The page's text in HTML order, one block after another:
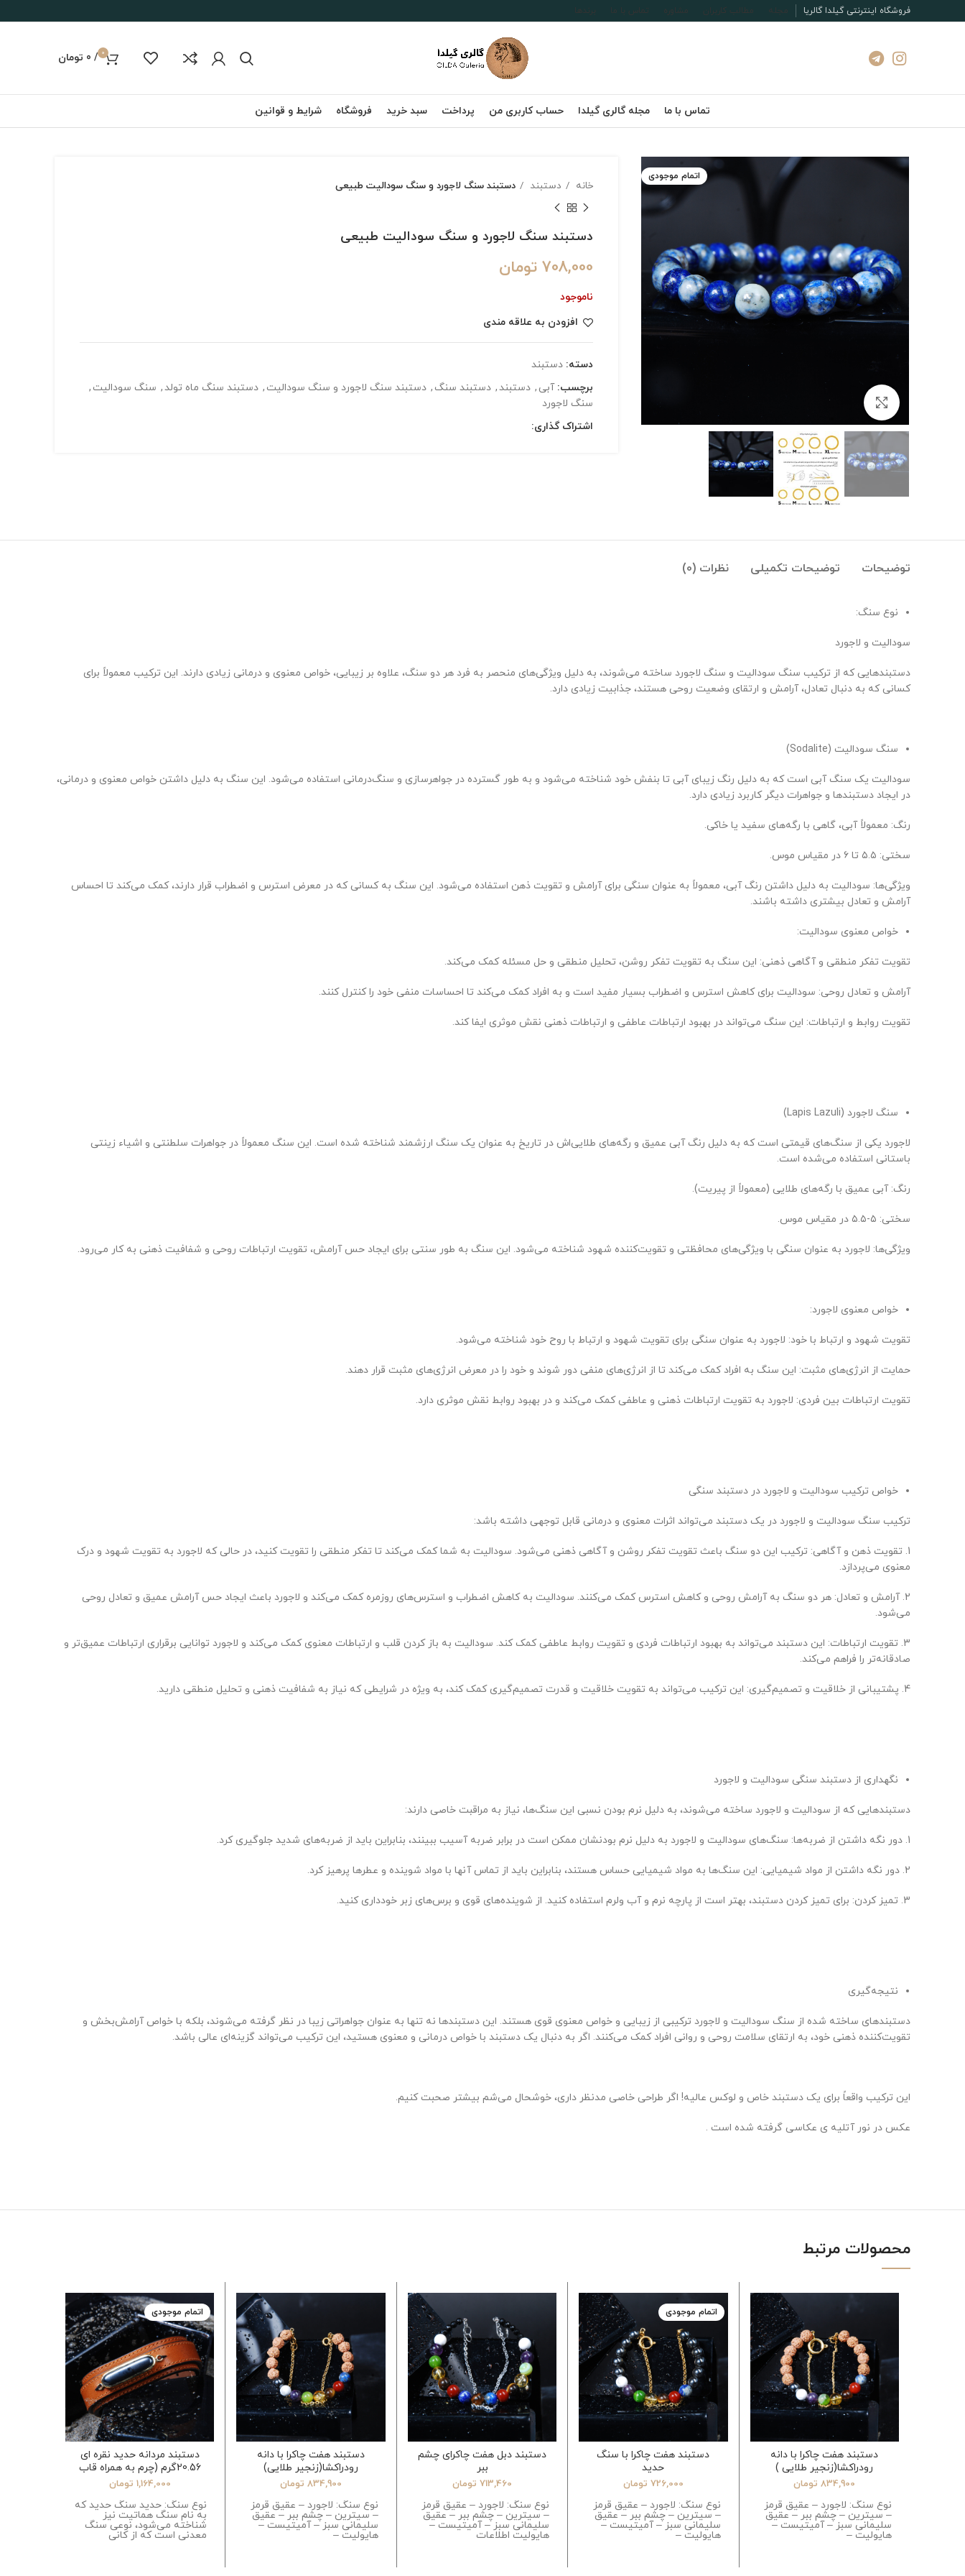
فروشگاه اینترنتی گیلدا گالریا مجله مطالب کاربران مشاوره تماس با ما برندها
0
/
0 تومان
تماس با ما مجله گالری گیلدا حساب کاربری من پرداخت سبد خرید فروشگاه شرایط و قوانین
اتمام موجودی
بزرگنمایی تصویر
خانه دستبند دستبند سنگ لاجورد و سنگ سودالیت طبیعی
دستبند سنگ لاجورد و سنگ سودالیت طبیعی
708,000 تومان
ناموجود
افزودن به علاقه مندی
دسته: دستبند
برچسب: آبی , دستبند, دستبند سنگ , دستبند سنگ لاجورد و سنگ سودالیت , دستبند سنگ ماه تولد, سنگ سودالیت ,
سنگ لاجورد
اشتراک گذاری:
توضیحات توضیحات تکمیلی نظرات (0)
نوع سنگ:
سودالیت و لاجورد
دستبندهایی که از ترکیب سنگ سودالیت و سنگ لاجورد ساخته می‌شوند، به دلیل ویژگی‌های منحصر به فرد هر دو سنگ، علاوه بر زیبایی، خواص معنوی و درمانی زیادی دارند. این ترکیب معمولاً برای
کسانی که به دنبال تعادل، آرامش و ارتقای وضعیت روحی هستند، جذابیت زیادی دارد.
سنگ سودالیت (Sodalite)
سودالیت یک سنگ آبی است که به دلیل رنگ زیبای آبی تا بنفش خود شناخته می‌شود و به طور گسترده در جواهرسازی و سنگ‌درمانی استفاده می‌شود. این سنگ به دلیل داشتن خواص معنوی و درمانی،
در ایجاد دستبندها و جواهرات دیگر کاربرد زیادی دارد.
رنگ: معمولاً آبی، گاهی با رگه‌های سفید یا خاکی.
سختی: ۵.۵ تا ۶ در مقیاس موس.
ویژگی‌ها: سودالیت به دلیل داشتن رنگ آبی، معمولاً به عنوان سنگی برای آرامش و تقویت ذهن استفاده می‌شود. این سنگ به کسانی که در معرض استرس و اضطراب قرار دارند، کمک می‌کند تا احساس
آرامش و تعادل بیشتری داشته باشند.
خواص معنوی سودالیت:
تقویت تفکر منطقی و آگاهی ذهنی: این سنگ به تقویت تفکر روشن، تحلیل منطقی و حل مسئله کمک می‌کند.
آرامش و تعادل روحی: سودالیت برای کاهش استرس و اضطراب بسیار مفید است و به افراد کمک می‌کند تا احساسات منفی خود را کنترل کنند.
تقویت روابط و ارتباطات: این سنگ می‌تواند در بهبود ارتباطات عاطفی و ارتباطات ذهنی نقش موثری ایفا کند.
سنگ لاجورد (Lapis Lazuli)
لاجورد یکی از سنگ‌های قیمتی است که به دلیل رنگ آبی عمیق و رگه‌های طلایی‌اش در تاریخ به عنوان یک سنگ ارزشمند شناخته شده است. این سنگ معمولاً در جواهرات سلطنتی و اشیاء زینتی
باستانی استفاده می‌شده است.
رنگ: آبی عمیق با رگه‌های طلایی (معمولاً از پیریت).
سختی: ۵-۵.۵ در مقیاس موس.
ویژگی‌ها: لاجورد به عنوان سنگی با ویژگی‌های محافظتی و تقویت‌کننده شهود شناخته می‌شود. این سنگ به طور سنتی برای ایجاد حس آرامش، تقویت ارتباطات روحی و شفافیت ذهنی به کار می‌رود.
خواص معنوی لاجورد:
تقویت شهود و ارتباط با خود: لاجورد به عنوان سنگی برای تقویت شهود و ارتباط با روح خود شناخته می‌شود.
حمایت از انرژی‌های مثبت: این سنگ به افراد کمک می‌کند تا از انرژی‌های منفی دور شوند و خود را در معرض انرژی‌های مثبت قرار دهند.
تقویت ارتباطات بین فردی: لاجورد به تقویت ارتباطات ذهنی و عاطفی کمک می‌کند و در بهبود روابط نقش موثری دارد.
خواص ترکیب سودالیت و لاجورد در دستبند سنگی
ترکیب سنگ سودالیت و لاجورد در یک دستبند می‌تواند اثرات معنوی و درمانی قابل توجهی داشته باشد:
1. تقویت ذهن و آگاهی: ترکیب این دو سنگ باعث تقویت تفکر روشن و آگاهی ذهنی می‌شود. سودالیت به شما کمک می‌کند تا تفکر منطقی را تقویت کنید، در حالی که لاجورد به تقویت شهود و درک
معنوی می‌پردازد.
2. آرامش و تعادل: هر دو سنگ به آرامش روحی و کاهش استرس کمک می‌کنند. سودالیت به کاهش اضطراب و استرس‌های روزمره کمک می‌کند و لاجورد باعث ایجاد حس آرامش عمیق و تعادل روحی
می‌شود.
3. تقویت ارتباطات: این دستبند می‌تواند به بهبود ارتباطات فردی و تقویت روابط عاطفی کمک کند. سودالیت به باز کردن قلب و ارتباطات معنوی کمک می‌کند و لاجورد توانایی برقراری ارتباطات عمیق‌تر و
صادقانه‌تر را فراهم می‌کند.
4. پشتیبانی از خلاقیت و تصمیم‌گیری: این ترکیب می‌تواند به تقویت خلاقیت و قدرت تصمیم‌گیری کمک کند، به ویژه در شرایطی که نیاز به شفافیت ذهنی و تحلیل منطقی دارید.
نگهداری از دستبند سنگی سودالیت و لاجورد
دستبندهایی که از سودالیت و لاجورد ساخته می‌شوند، به دلیل نرم بودن نسبی این سنگ‌ها، نیاز به مراقبت خاصی دارند:
1. دور نگه داشتن از ضربه‌ها: سنگ‌های سودالیت و لاجورد به دلیل نرم بودنشان ممکن است در برابر ضربه آسیب ببینند، بنابراین باید از ضربه‌های شدید جلوگیری کرد.
2. دور نگه داشتن از مواد شیمیایی: این سنگ‌ها به مواد شیمیایی حساس هستند، بنابراین باید از تماس آنها با مواد شوینده و عطرها پرهیز کرد.
3. تمیز کردن: برای تمیز کردن دستبند، بهتر است از پارچه نرم و آب ولرم استفاده کنید. از شوینده‌های قوی و برس‌های زبر خودداری کنید.
نتیجه‌گیری
دستبندهای ساخته شده از سنگ سودالیت و لاجورد ترکیبی از زیبایی و خواص معنوی قوی هستند. این دستبندها نه تنها به عنوان جواهراتی زیبا در نظر گرفته می‌شوند، بلکه با خواص آرامش‌بخش و
تقویت‌کننده ذهنی خود، به ارتقای سلامت روحی و روانی افراد کمک می‌کنند. اگر به دنبال یک دستبند با خواص درمانی و معنوی هستید، این ترکیب می‌تواند گزینه‌ای عالی باشد.
این ترکیب واقعاً برای یک دستبند خاص و لوکس عالیه! اگر طراحی خاصی مدنظر داری، خوشحال می‌شم بیشتر صحبت کنیم.
عکس در نور آتلیه ی عکاسی گرفته شده است .
محصولات مرتبط
دستبند هفت چاکرا با دانه
رودراکشا(زنجیر طلایی )
834,900 تومان
نوع سنگ: لاجورد – عقیق قرمز
– سیترین – چشم ببر – عقیق
سلیمانی سبز – آمیتیست –
هایولیت –
اتمام موجودی
دستبند هفت چاکرا با سنگ
حدید
726,000 تومان
نوع سنگ: لاجورد – عقیق قرمز
– سیترین – چشم ببر – عقیق
سلیمانی سبز – آمیتیست –
هایولیت –
دستبند دبل هفت چاکرای چشم
ببر
713,460 تومان
نوع سنگ: لاجورد – عقیق قرمز
– سیترین – چشم ببر – عقیق
سلیمانی سبز – آمیتیست –
هایولیت اطلاعات
دستبند هفت چاکرا با دانه
رودراکشا(زنجیر طلایی)
834,900 تومان
نوع سنگ: لاجورد – عقیق قرمز
– سیترین – چشم ببر – عقیق
سلیمانی سبز – آمیتیست –
هایولیت –
اتمام موجودی
دستبند مردانه حدید نقره ای
20.56گرم (چرم به همراه قاب
برنج)
1,164,000 تومان
نوع سنگ: حدید سنگ حدید که
به نام سنگ هماتیت نیز
شناخته می‌شود، نوعی سنگ
معدنی است که از کانی